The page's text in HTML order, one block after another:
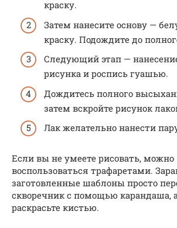
краску.
Затем нанесите основу —
краску. Подождите до
Следующий этап —
рисунка и роспись гуашью.
Дождитесь полного
затем вскройте рисунок
Лак желательно нанести
Если вы не умеете рисовать, можно
воспользоваться трафаретами.
заготовленные шаблоны просто
скворечник с помощью карандаша,
раскрасьте кистью.